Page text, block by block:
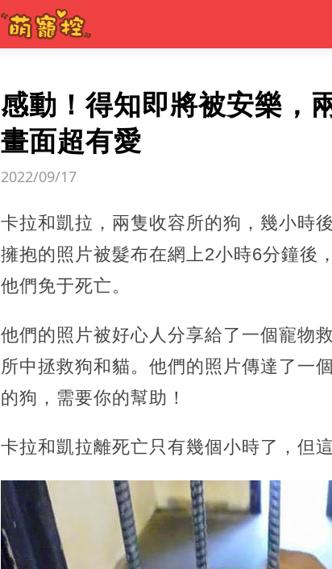
感動！得知即將被安樂，
畫面超有愛
2022/09/17
卡拉和凱拉，兩隻收容所的狗，幾小時
擁抱的照片被髮布在網上2小時6分鐘後
他們免于死亡。
他們的照片被好心人分享給了一個寵物
所中拯救狗和貓。他們的照片傳達了一
的狗，需要你的幫助！
卡拉和凱拉離死亡只有幾個小時了，但